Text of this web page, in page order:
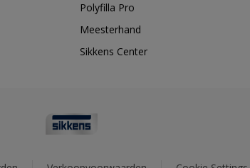
Polyfilla Pro
Meesterhand
Sikkens Center